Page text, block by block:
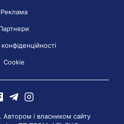
Реклама
Cookie
Автором і власником сайту